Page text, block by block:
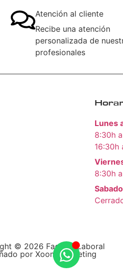
Atención al cliente
Recibe una atención
personalizada de
profesionales
Lunes
8:30h
16:30h
8:30h
© 2026 Factory Laboral
por Xoom Marketing